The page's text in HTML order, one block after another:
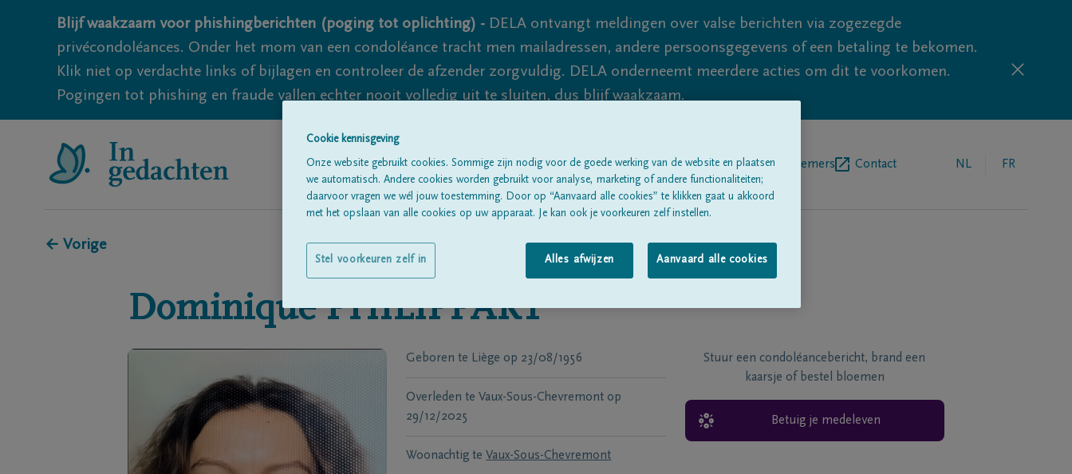
Blijf waakzaam voor phishingberichten (poging tot oplichting) - DELA ontvangt meldingen over valse berichten via zogezegde
privécondoléances. Onder het mom van een condoléance tracht men mailadressen, andere persoonsgegevens of een betaling te bekomen.
Klik niet op verdachte links of bijlagen en controleer de afzender zorgvuldig. DELA onderneemt meerdere acties om dit te voorkomen.
Pogingen tot phishing en fraude vallen echter nooit volledig uit te sluiten, dus blijf waakzaam.
Alle rouwberichtenOver onsBegrafenisondernemers Contact NL FR
← Vorige
Dominique PHILIPPART
Geboren te Liège op 23/08/1956
Overleden te Vaux-Sous-Chevremont op
29/12/2025
Woonachtig te Vaux-Sous-Chevremont
Stuur een condoléancebericht, brand een
kaarsje of bestel bloemen
Betuig je medeleven
Cookie kennisgeving
Onze website gebruikt cookies. Sommige zijn nodig voor de goede werking van de website en plaatsen
we automatisch. Andere cookies worden gebruikt voor analyse, marketing of andere functionaliteiten;
daarvoor vragen we wél jouw toestemming. Door op “Aanvaard alle cookies” te klikken gaat u akkoord
met het opslaan van alle cookies op uw apparaat. Je kan ook je voorkeuren zelf instellen.
Alles afwijzen Aanvaard alle cookies
Stel voorkeuren zelf in